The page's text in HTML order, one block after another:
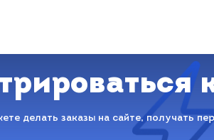
делать заказы на сайте, получать